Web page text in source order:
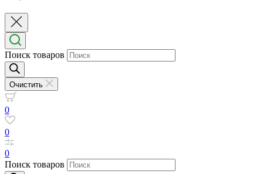
Поиск товаров
Очистить
0
0
0
Поиск товаров